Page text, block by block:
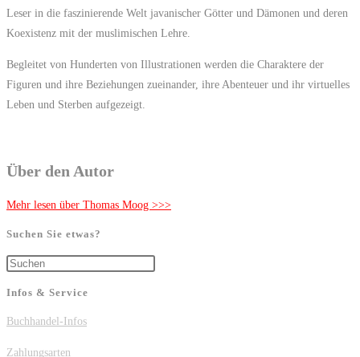
Leser in die faszinierende Welt javanischer Götter und Dämonen und deren
Koexistenz mit der muslimischen Lehre.
Begleitet von Hunderten von Illustrationen werden die Charaktere der
Figuren und ihre Beziehungen zueinander, ihre Abenteuer und ihr virtuelles
Leben und Sterben aufgezeigt.
Über den Autor
Mehr lesen über Thomas Moog >>>
Suchen Sie etwas?
Infos & Service
Buchhandel-Infos
Zahlungsarten